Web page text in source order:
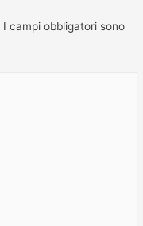
I campi obbligatori sono